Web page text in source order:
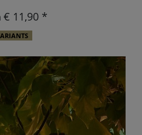
€ 11,90 *